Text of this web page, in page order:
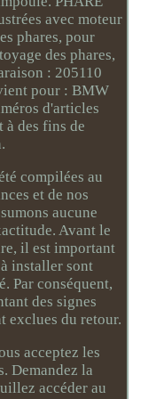
avec moteur
phares, pour
des phares,
: 205110
pour : BMW
d'articles
à des fins de
compilées au
et de nos
aucune
Avant le
il est important
installer sont
Par conséquent,
des signes
exclues du retour.
acceptez les
Demandez la
accéder au